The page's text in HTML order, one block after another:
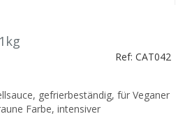
Ref: CAT042
gefrierbeständig, für Veganer
Farbe, intensiver